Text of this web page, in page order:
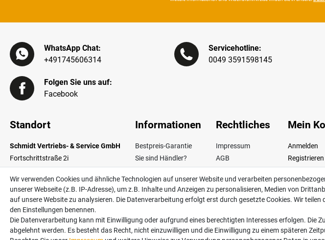
WhatsApp Chat:
+491745606314
Servicehotline:
0049 3591598145
Folgen Sie uns auf:
Facebook
Standort
Schmidt Vertriebs- & Service GmbH
Fortschrittstraße 2i
Germany
Informationen
Bestpreis-Garantie
Sie sind Händler?
Lieferinformationen
Rechtliches
Impressum
AGB
Datenschutz
Vertrag widerrufen
Mein
Anmelden
Registrieren
Alle Preise in Euro und inkl. der gesetzlichen Mehrwertsteuer ggf. zzgl. Versandkosten. Lieferung innerhalb
Wir verwenden Cookies und ähnliche Technologien auf unserer Website und verarbeiten
unserer Webseite (z.B. IP-Adresse), um z.B. Inhalte und Anzeigen zu personalisieren, Medien von
auf unsere Website zu analysieren. Die Datenverarbeitung erfolgt erst durch gesetzte Cookies. Wir teilen
den Einstellungen benennen.
Die Datenverarbeitung kann mit Einwilligung oder aufgrund eines berechtigten Interesses erfolgen. Die
abgelehnt werden. Es besteht das Recht, nicht einzuwilligen und die Einwilligung zu einem späteren